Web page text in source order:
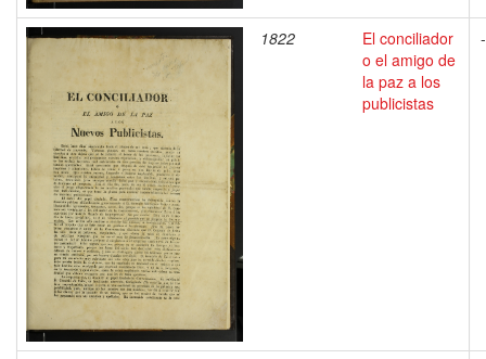
1822
El conciliador
o el amigo de
la paz a los
publicistas
-